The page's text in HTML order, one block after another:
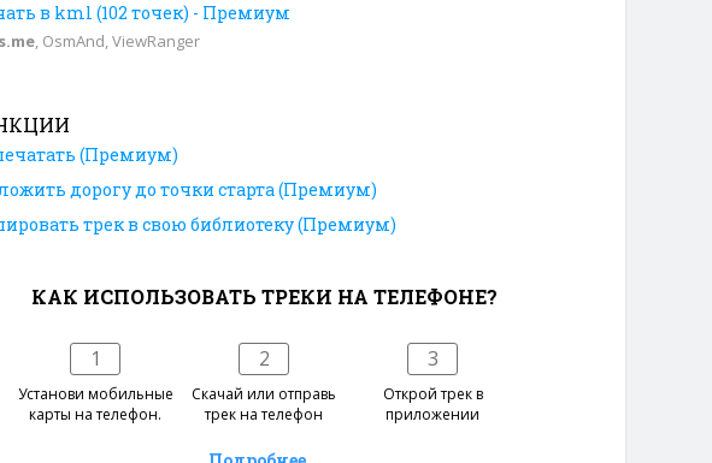
в kml (102 точек) - Премиум
, OsmAnd, ViewRanger
(Премиум)
дорогу до точки старта (Премиум)
трек в свою библиотеку (Премиум)
КАК ИСПОЛЬЗОВАТЬ ТРЕКИ НА ТЕЛЕФОНЕ?
1
Установи мобильные
карты на телефон.
2
Скачай или отправь
трек на телефон
3
Открой трек в
приложении